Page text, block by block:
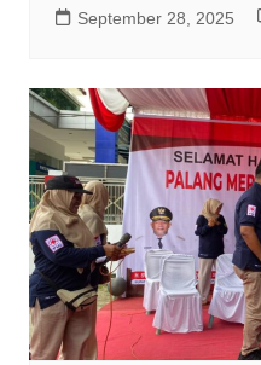
September 28, 2025